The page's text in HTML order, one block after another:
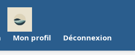
Mon profil Déconnexion